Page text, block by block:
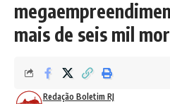
mais de seis mil
Redação Boletim RJ